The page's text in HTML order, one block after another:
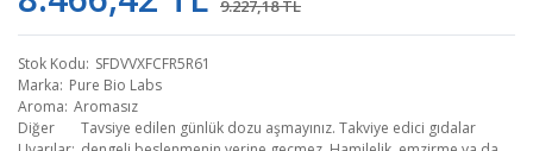
9.227,18 TL
Stok Kodu SFDVVXFCFR5R61
Marka Pure Bio Labs
Aroma Aromasız
Diğer
Tavsiye edilen günlük dozu aşmayınız. Takviye edici gıdalar